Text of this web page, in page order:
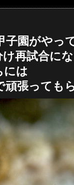
子園がやっ
け再試合に
には
頑張っても